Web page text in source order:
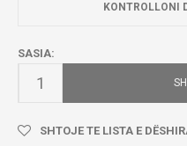
KONTROLLONI
SASIA:
SHTOJE TE LISTA E